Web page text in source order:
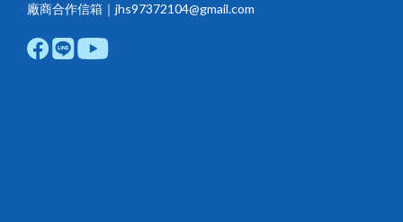
廠商合作信箱｜jhs97372104@gmail.com